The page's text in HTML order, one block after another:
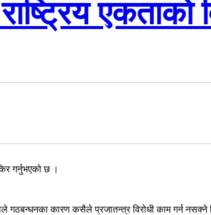
एकताको
गर्नुभएको छ ।
गठबन्धनका कारण कसैले प्रजातन्त्र विरोधी काम गर्न